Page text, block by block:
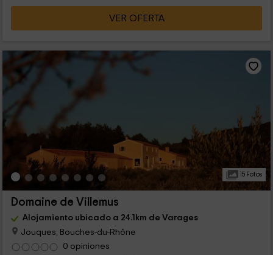
VER OFERTA
15 Fotos
Domaine de Villemus
Alojamiento ubicado a 24.1km de Varages
Jouques, Bouches-du-Rhône
0 opiniones